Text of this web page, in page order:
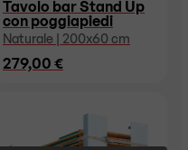
Tavolo bar Stand Up
con poggiapiedi
Naturale | 200x60 cm
279,00 €